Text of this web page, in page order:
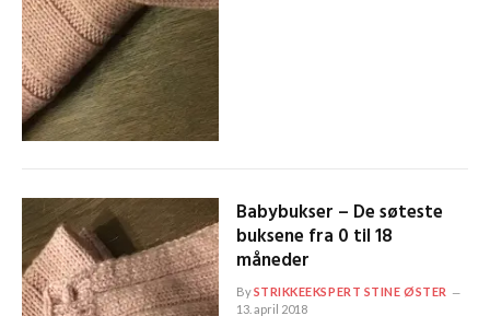
Babybukser – De søteste
buksene fra 0 til 18
måneder
BySTRIKKEEKSPERT STINE ØSTER
13. april 2018